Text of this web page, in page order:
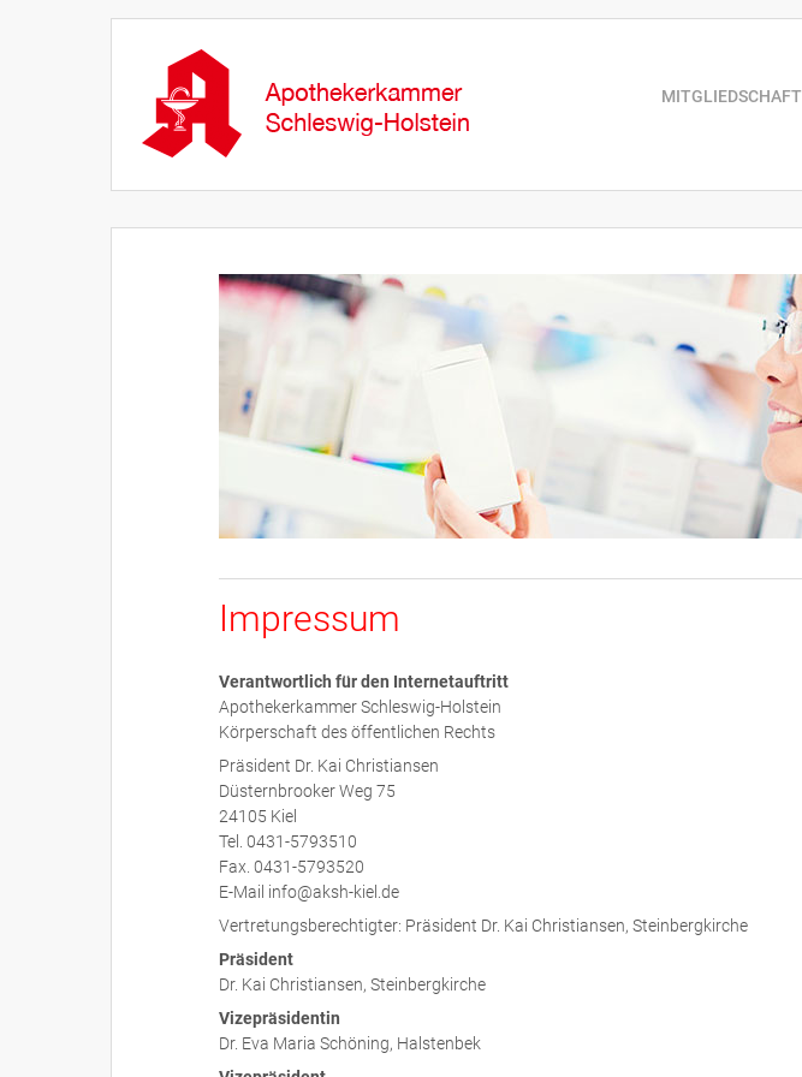
MITGLIEDSCHAFT
Impressum
Verantwortlich für den Internetauftritt
Apothekerkammer Schleswig-Holstein
Körperschaft des öffentlichen Rechts
Präsident Dr. Kai Christiansen
Düsternbrooker Weg 75
24105 Kiel
Tel. 0431-5793510
Fax. 0431-5793520
E-Mail info@aksh-kiel.de
Vertretungsberechtigter: Präsident Dr. Kai Christiansen, Steinbergkirche
Präsident
Dr. Kai Christiansen, Steinbergkirche
Vizepräsidentin
Dr. Eva Maria Schöning, Halstenbek